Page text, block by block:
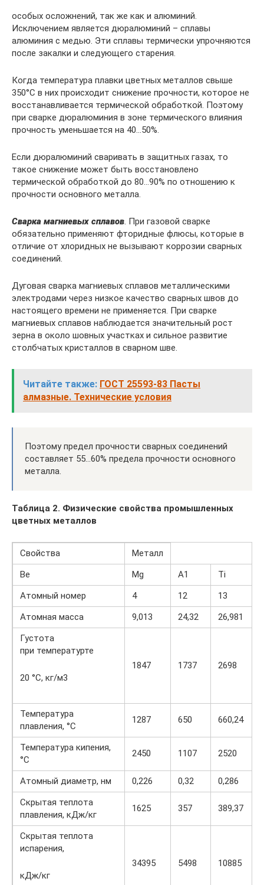
особых осложнений, так же как и алюминий.
Исключением является дюралюминий – сплавы
алюминия с медью. Эти сплавы термически упрочняются
после закалки и следующего старения.
Когда температура плавки цветных металлов свыше
350°С в них происходит снижение прочности, которое не
восстанавливается термической обработкой. Поэтому
при сварке дюралюминия в зоне термического влияния
прочность уменьшается на 40…50%.
Если дюралюминий сваривать в защитных газах, то
такое снижение может быть восстановлено
термической обработкой до 80…90% по отношению к
прочности основного металла.
Сварка магниевых сплавов. При газовой сварке
обязательно применяют фторидные флюсы, которые в
отличие от хлоридных не вызывают коррозии сварных
соединений.
Дуговая сварка магниевых сплавов металлическими
электродами через низкое качество сварных швов до
настоящего времени не применяется. При сварке
магниевых сплавов наблюдается значительный рост
зерна в около шовных участках и сильное развитие
столбчатых кристаллов в сварном шве.
Читайте также: ГОСТ 25593-83 Пасты
алмазные. Технические условия
Поэтому предел прочности сварных соединений
составляет 55…60% предела прочности основного
металла.
Таблица 2. Физические свойства промышленных
цветных металлов
Свойства
Металл
Ве
Mg А1 Тi
Атомный номер
4 12 13
Атомная масса
9,013 24,32 26,981
Густота
при температурте
20 °С, кг/м3
1847 1737 2698
Температура
плавления, °С
1287 650 660,24
Температура кипения,
°С
2450 1107 2520
Атомный диаметр, нм 0,226 0,32 0,286
Скрытая теплота
плавления, кДж/кг
1625 357 389,37
Скрытая теплота
испарения,
кДж/кг
34395 5498 10885